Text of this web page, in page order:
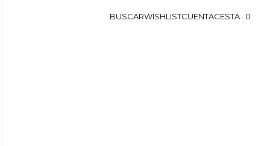
BUSCARWISHLISTCUENTACESTA · 0